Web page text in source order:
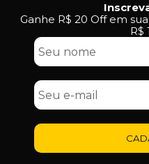
Ganhe R$ 20 Off em
R$